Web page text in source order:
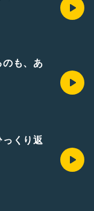
も、あ
くり返